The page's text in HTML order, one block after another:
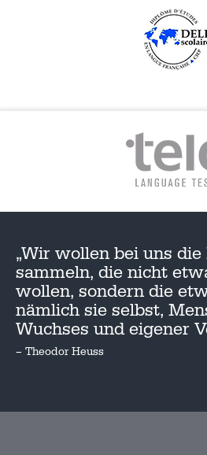
„Wir wollen bei uns
sammeln, die nicht
wollen, sondern die
nämlich sie selbst,
Wuchses und eigener
– Theodor Heuss